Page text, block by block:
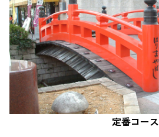
定番コース